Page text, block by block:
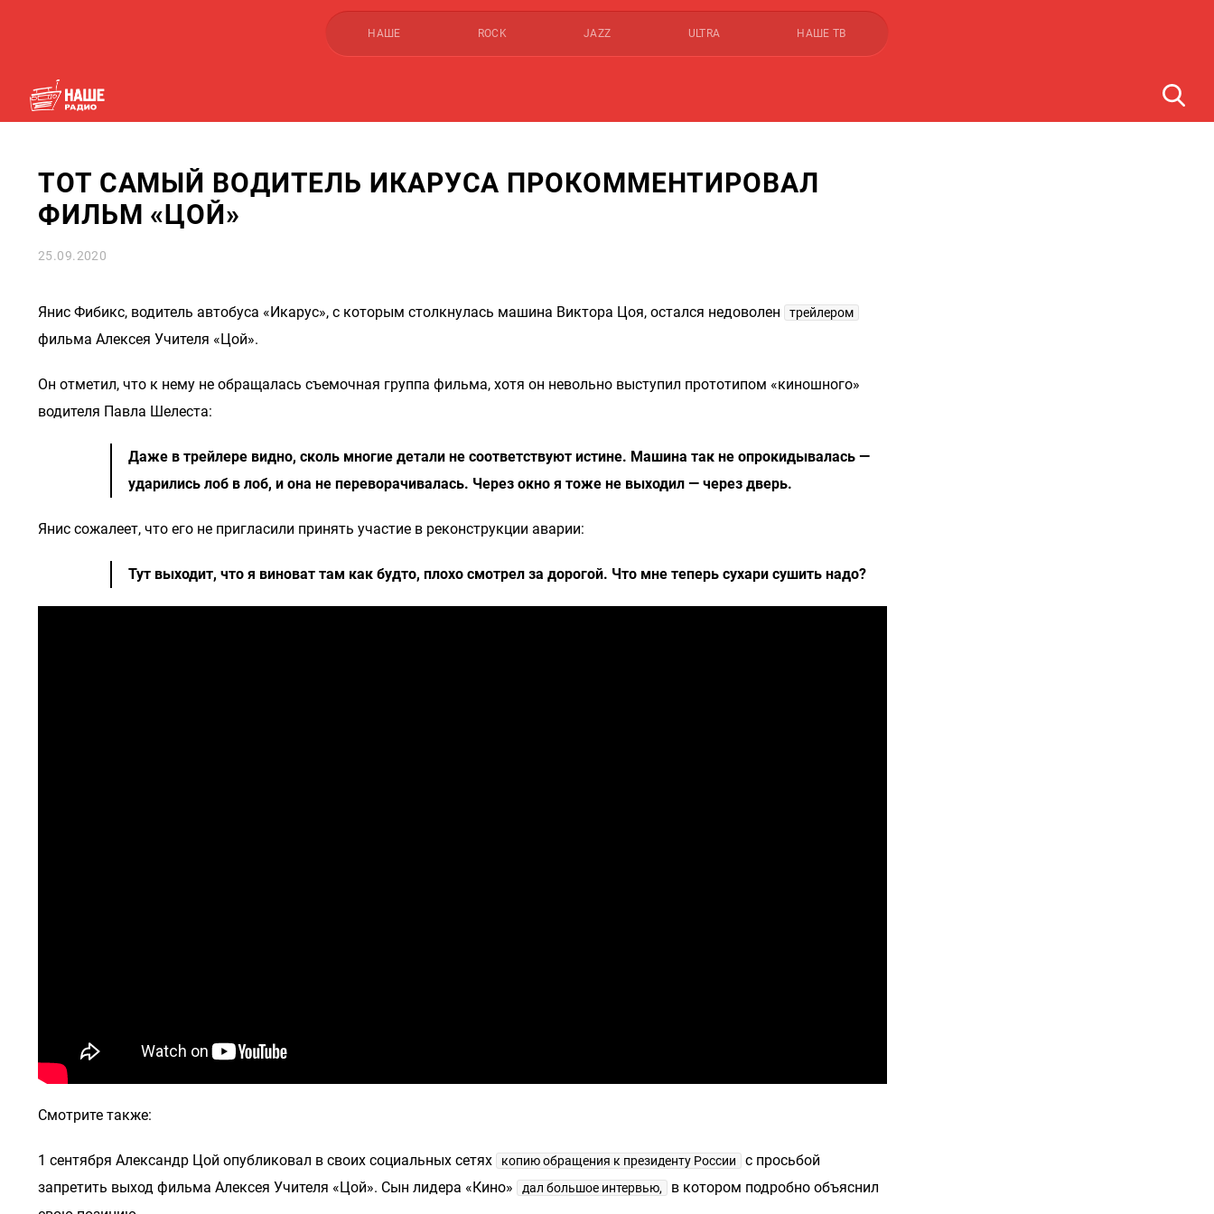
НАШЕ ROCK JAZZ ULTRA НАШЕ ТВ
ТОТ САМЫЙ ВОДИТЕЛЬ ИКАРУСА ПРОКОММЕНТИРОВАЛ
ФИЛЬМ «ЦОЙ»
25.09.2020
Янис Фибикс, водитель автобуса «Икарус», с которым столкнулась машина Виктора Цоя, остался недоволен трейлером
фильма Алексея Учителя «Цой».
Он отметил, что к нему не обращалась съемочная группа фильма, хотя он невольно выступил прототипом «киношного»
водителя Павла Шелеста:
Даже в трейлере видно, сколь многие детали не соответствуют истине. Машина так не опрокидывалась —
ударились лоб в лоб, и она не переворачивалась. Через окно я тоже не выходил — через дверь.
Янис сожалеет, что его не пригласили принять участие в реконструкции аварии:
Тут выходит, что я виноват там как будто, плохо смотрел за дорогой. Что мне теперь сухари сушить надо?
Смотрите также:
1 сентября Александр Цой опубликовал в своих социальных сетях копию обращения к президенту России
с просьбой
запретить выход фильма Алексея Учителя «Цой». Сын лидера «Кино»
дал большое интервью,
в котором подробно объяснил